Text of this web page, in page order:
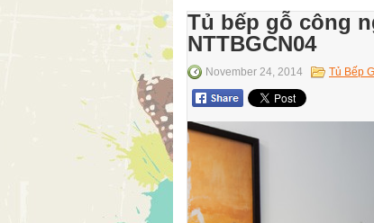
Tủ bếp gỗ công
NTTBGCN04
November 24, 2014 Tủ Bếp